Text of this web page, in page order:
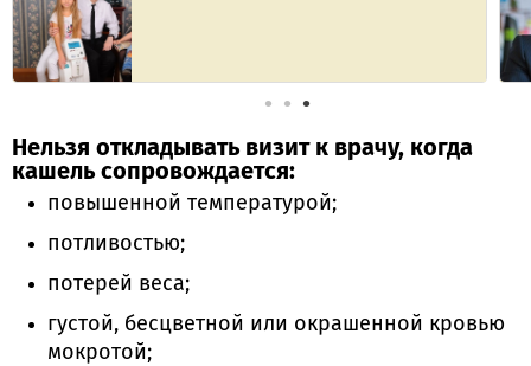
Нельзя откладывать визит к врачу, когда
кашель сопровождается:
повышенной температурой;
потливостью;
потерей веса;
густой, бесцветной или окрашенной кровью
мокротой;